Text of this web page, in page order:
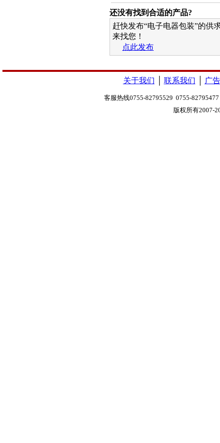
还没有找到合适的产品?
赶快发布“电子电器包装”的供
来找您！
点此发布
关于我们 联系我们 广
客服热线0755-82795529 0755-
版权所有2007-